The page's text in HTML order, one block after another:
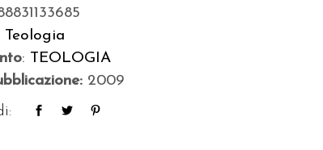
Teologia
: TEOLOGIA
2009